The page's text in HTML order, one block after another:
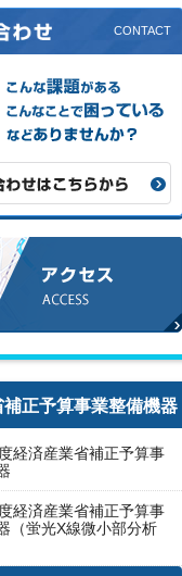
ある、こんなことで困
どありませんか？
せはこちらから
正予算事業整備機器
経済産業省補正予算事
経済産業省補正予算事
（蛍光X線微小部分析